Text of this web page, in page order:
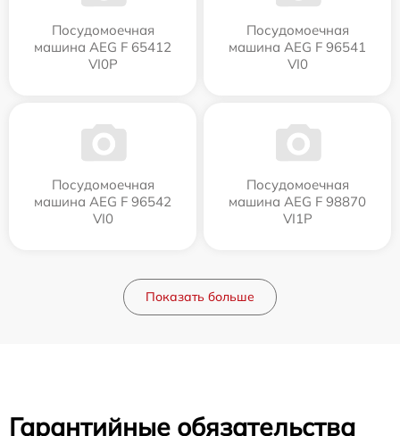
Посудомоечная
машина AEG F 65412
VI0P
Посудомоечная
машина AEG F 96541
VI0
Посудомоечная
машина AEG F 96542
VI0
Посудомоечная
машина AEG F 98870
VI1P
Показать больше
Гарантийные обязательства